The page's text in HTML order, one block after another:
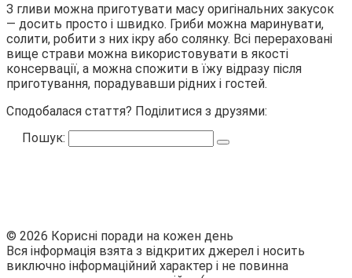
З гливи можна приготувати масу оригінальних закусок
— досить просто і швидко. Гриби можна маринувати,
солити, робити з них ікру або солянку. Всі перераховані
вище страви можна використовувати в якості
консервації, а можна спожити в їжу відразу після
приготування, порадувавши рідних і гостей.
Сподобалася стаття? Поділитися з друзями:
Пошук:
© 2026 Корисні поради на кожен день
Вся інформація взята з відкритих джерел і носить
виключно інформаційний характер і не повинна